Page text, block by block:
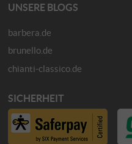
UNSERE BLOGS
barbera.de
brunello.de
chianti-classico.de
SICHERHEIT